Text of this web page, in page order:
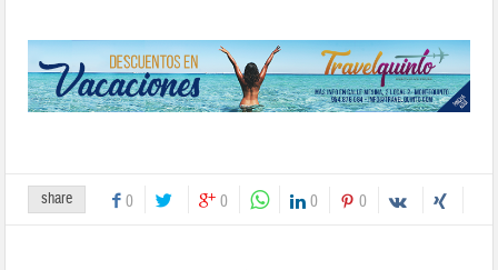
share 0 0 0 0